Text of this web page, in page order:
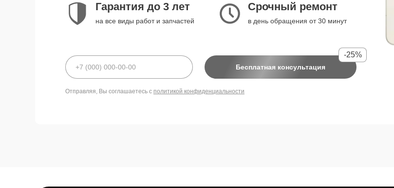
Гарантия до 3 лет
на все виды работ и запчастей
Срочный ремонт
в день обращения от 30 минут
Бесплатная консультация
-25%
Отправляя, Вы соглашаетесь с политикой конфиденциальности